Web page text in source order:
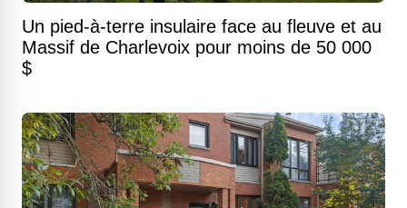
Un pied-à-terre insulaire face au fleuve et au
Massif de Charlevoix pour moins de 50 000
$